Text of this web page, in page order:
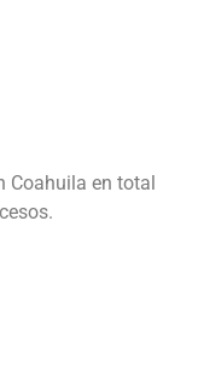
Coahuila en total